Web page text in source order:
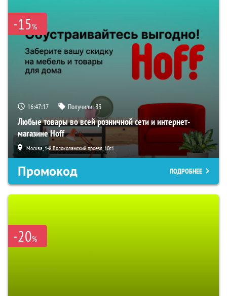
-15%
16:47:16 Получили:83
Любые товары во всей розничной сети и интернет-
магазине Hoff
Москва, 1-й Волоколамский проезд, 10с1
Промокод ПОДРОБНЕЕ
-20%